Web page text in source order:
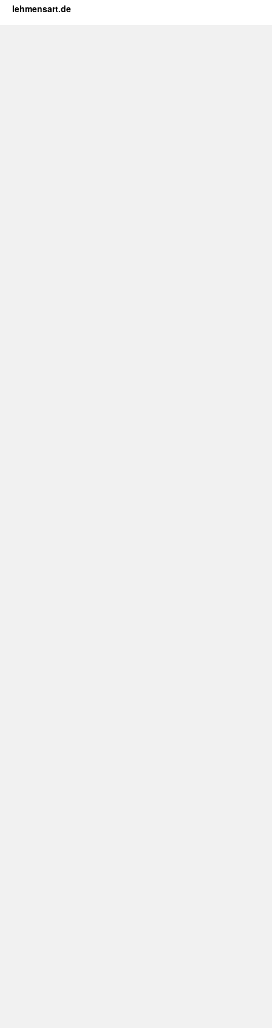
lehmensart.de